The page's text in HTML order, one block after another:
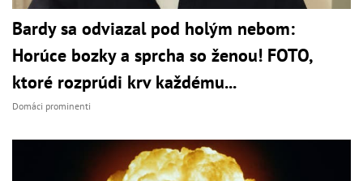
Bardy sa odviazal pod holým nebom:
Horúce bozky a sprcha so ženou! FOTO,
ktoré rozprúdi krv každému...
Domáci prominenti